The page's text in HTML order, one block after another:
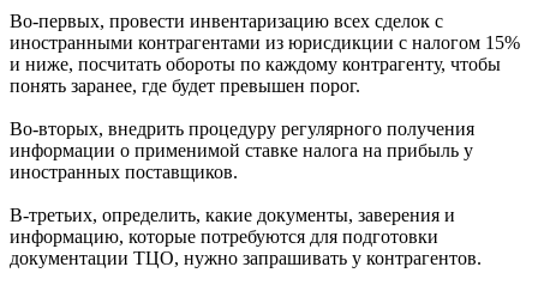
Во-первых, провести инвентаризацию всех сделок с
иностранными контрагентами из юрисдикции с налогом 15%
и ниже, посчитать обороты по каждому контрагенту, чтобы
понять заранее, где будет превышен порог.
Во-вторых, внедрить процедуру регулярного получения
информации о применимой ставке налога на прибыль у
иностранных поставщиков.
В-третьих, определить, какие документы, заверения и
информацию, которые потребуются для подготовки
документации ТЦО, нужно запрашивать у контрагентов.